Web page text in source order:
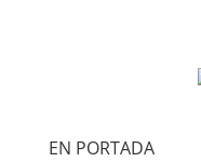
EN PORTADA